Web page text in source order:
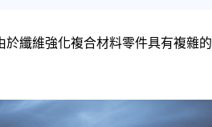
纖維強化複合材料零件具有複雜的